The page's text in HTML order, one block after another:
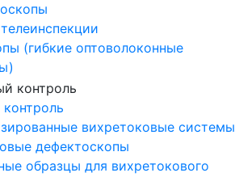
(гибкие оптоволоконные
вихретоковые системы
дефектоскопы
образцы для вихретокового